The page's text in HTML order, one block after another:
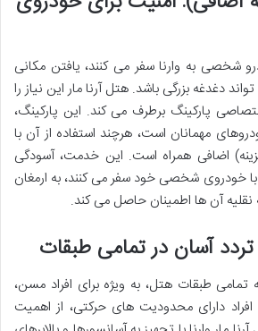
شخصی به وارنا سفر می کنند، یافتن مکانی
دغدغه بزرگی باشد. هتل آرنا مار این نیاز را
پارکینگ برطرف می کند. این پارکینگ،
مهمانان است، هرچند استفاده از آن با
اضافی همراه است. این خدمت، آسودگی
با خودروی شخصی خود سفر می کنند، به ارمغان
نقلیه آن ها اطمینان حاصل می کند.
تردد آسان در تمامی طبقات
طبقات هتل، به ویژه برای افراد مسن،
افراد دارای محدودیت های حرکتی، از اهمیت